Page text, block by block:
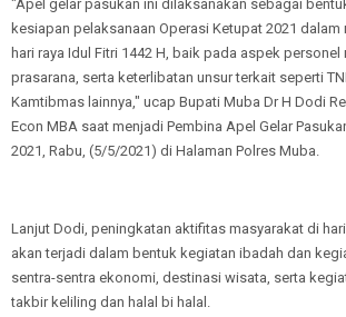
"Apel gelar pasukan ini dilaksanakan sebagai
kesiapan pelaksanaan Operasi Ketupat 2021
hari raya Idul Fitri 1442 H, baik pada aspek personel
prasarana, serta keterlibatan unsur terkait seperti
Kamtibmas lainnya," ucap Bupati Muba Dr H Dodi
Econ MBA saat menjadi Pembina Apel Gelar
2021, Rabu, (5/5/2021) di Halaman Polres Muba.
Lanjut Dodi, peningkatan aktifitas masyarakat di hari
akan terjadi dalam bentuk kegiatan ibadah dan
sentra-sentra ekonomi, destinasi wisata, serta
takbir keliling dan halal bi halal.